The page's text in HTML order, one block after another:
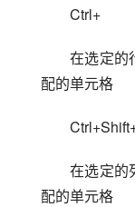
Ctrl+
在选定的
配的单元格
在选定的
配的单元格